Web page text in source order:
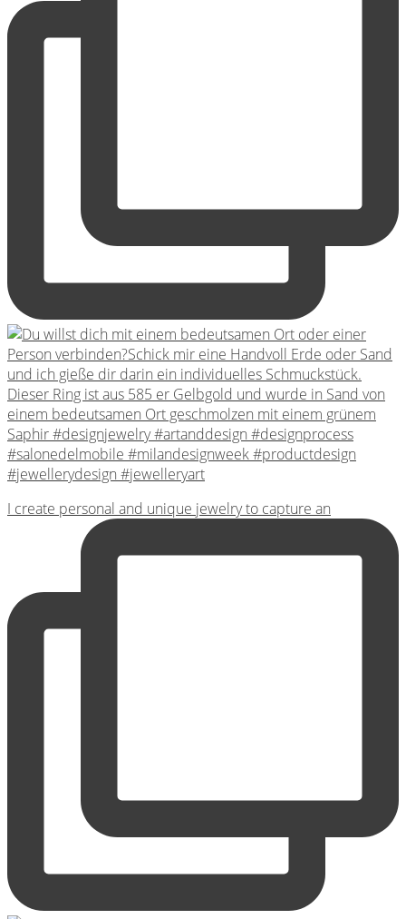
I create personal and unique jewelry to capture an